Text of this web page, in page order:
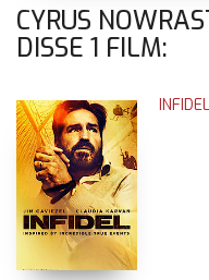
CYRUS
DISSE 1 FILM:
INFIDEL